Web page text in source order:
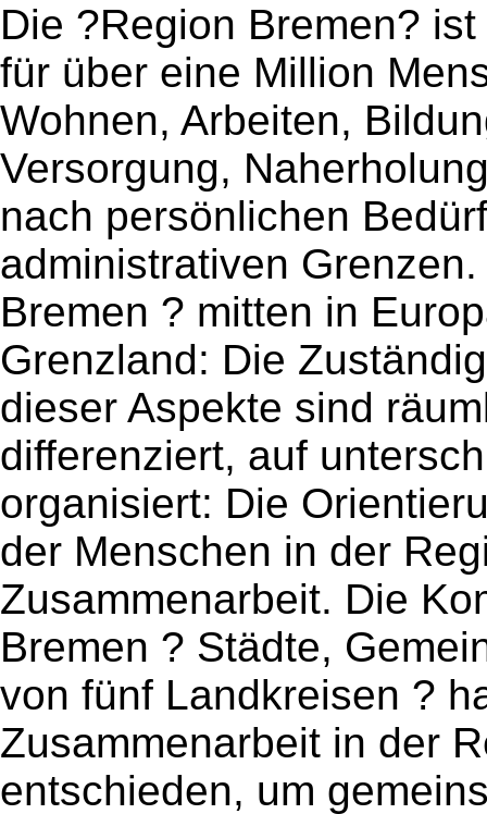
Die ?Region Bremen?
für über eine Million
Wohnen, Arbeiten,
Versorgung,
nach persönlichen
administrativen
Bremen ? mitten in
Grenzland: Die
dieser Aspekte sind
differenziert, auf
organisiert: Die
der Menschen in der
Zusammenarbeit. Die
Bremen ? Städte,
von fünf Landkreisen ?
Zusammenarbeit in der
entschieden, um